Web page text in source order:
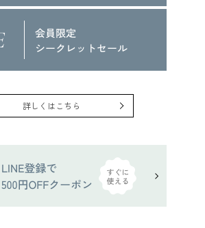
詳しくはこちら